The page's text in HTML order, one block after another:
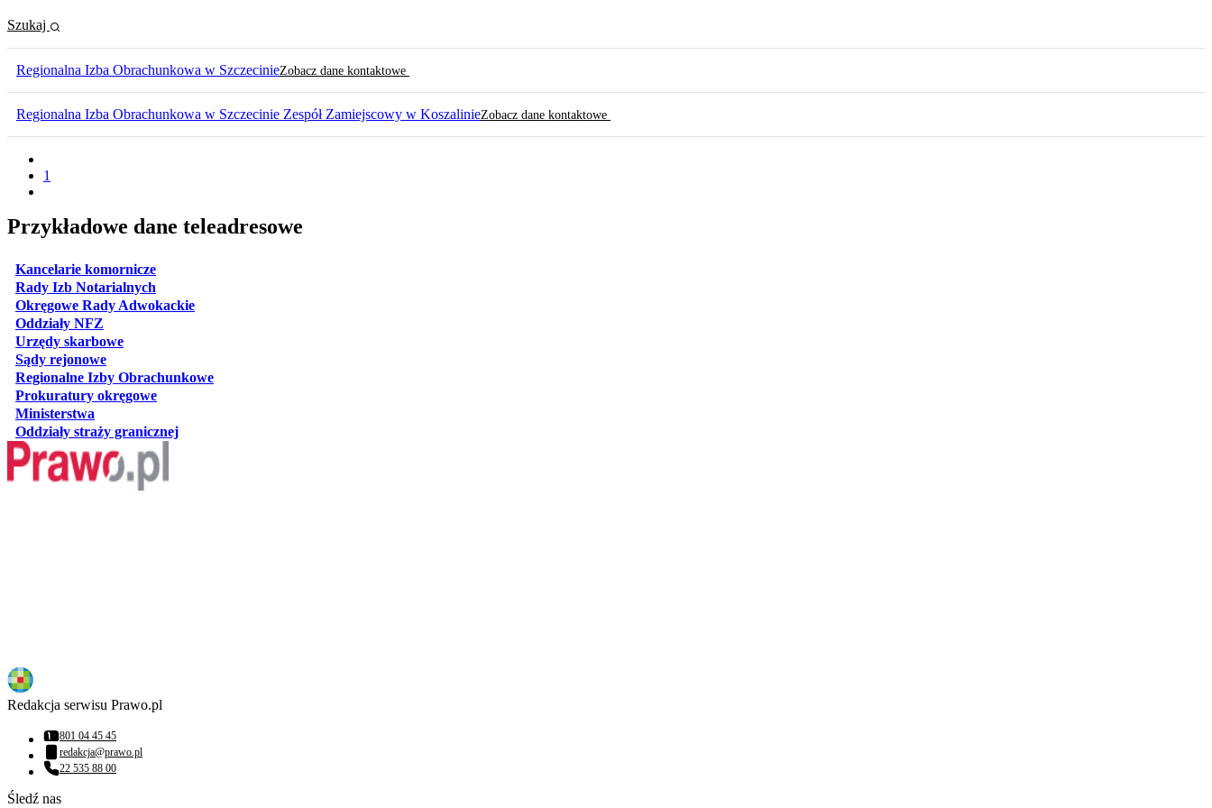
Szukaj
Regionalna Izba Obrachunkowa w SzczecinieZobacz dane kontaktowe
Regionalna Izba Obrachunkowa w Szczecinie Zespół Zamiejscowy w KoszalinieZobacz dane kontaktowe
1
Przykładowe dane teleadresowe
Kancelarie komorniczeotwiera się w nowej karcie
Rady Izb Notarialnych
Okręgowe Rady Adwokackieotwiera się w nowej karcie
Oddziały NFZ
Urzędy skarboweotwiera się w nowej karcie
Sądy rejonoweotwiera się w nowej karcie
Regionalne Izby Obrachunkoweotwiera się w nowej karcie
Prokuratury okręgoweotwiera się w nowej karcie
Ministerstwa
Oddziały straży granicznejotwiera się w nowej karcie
Redakcja serwisu Prawo.pl
Numer telefonu:
801 04 45 45
Adres email:
redakcja@prawo.pl
Numer telefonu:
22 535 88 00
Śledź nas